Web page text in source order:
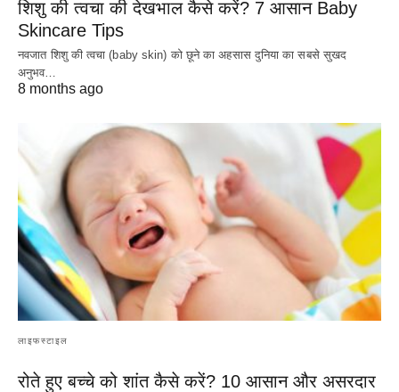
शिशु की त्वचा की देखभाल कैसे करें? 7 आसान Baby
Skincare Tips
नवजात शिशु की त्वचा (baby skin) को छूने का अहसास दुनिया का सबसे सुखद
अनुभव…
8 months ago
लाइफस्टाइल
रोते हुए बच्चे को शांत कैसे करें? 10 आसान और असरदार